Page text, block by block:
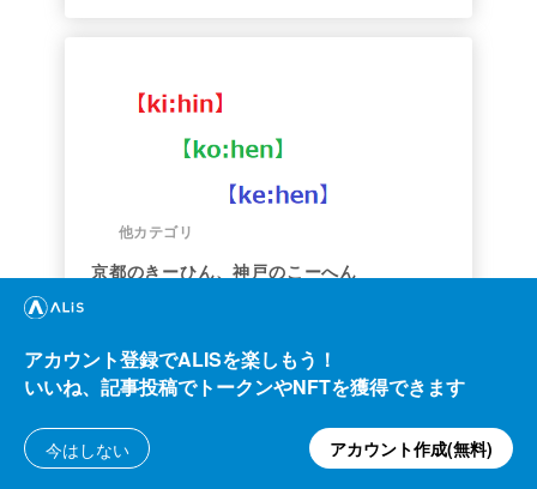
他カテゴリ
京都のきーひん、神戸のこーへん
2020/02/15
アカウント登録でALISを楽しもう！
いいね、記事投稿でトークンやNFTを獲得できます
今はしない アカウント作成(無料)